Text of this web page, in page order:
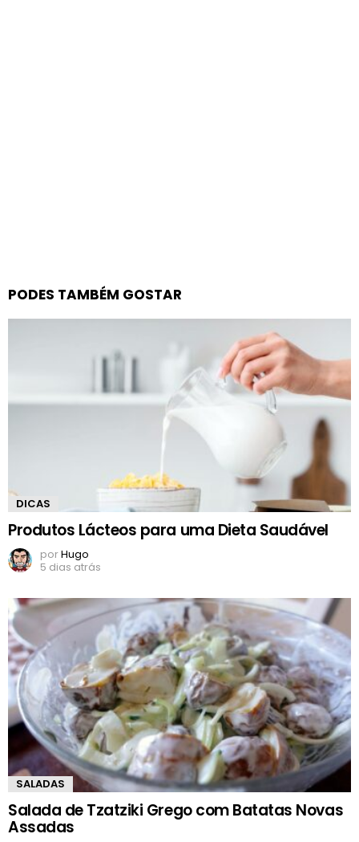
PODES TAMBÉM GOSTAR
DICAS
Produtos Lácteos para uma Dieta Saudável
porHugo
5 dias atrás
SALADAS
Salada de Tzatziki Grego com Batatas Novas
Assadas